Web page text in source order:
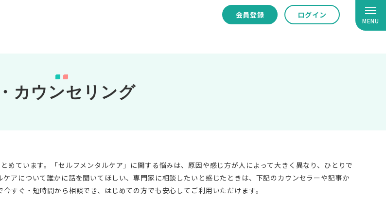
MENU
会員登録
ログイン
カウンセリング
めています。「セルフメンタルケア」に関する悩みは、原因や感じ方が人によって大きく異なり、ひとりで
アについて誰かに話を聞いてほしい、専門家に相談したいと感じたときは、下記のカウンセラーや記事か
すぐ・短時間から相談でき、はじめての方でも安心してご利用いただけます。